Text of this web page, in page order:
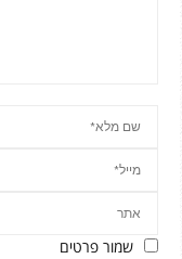
שמור פרטים